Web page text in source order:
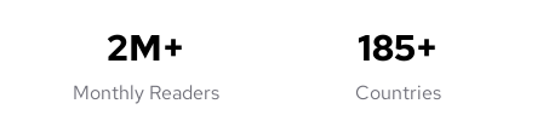
2M+
Monthly Readers
185+
Countries